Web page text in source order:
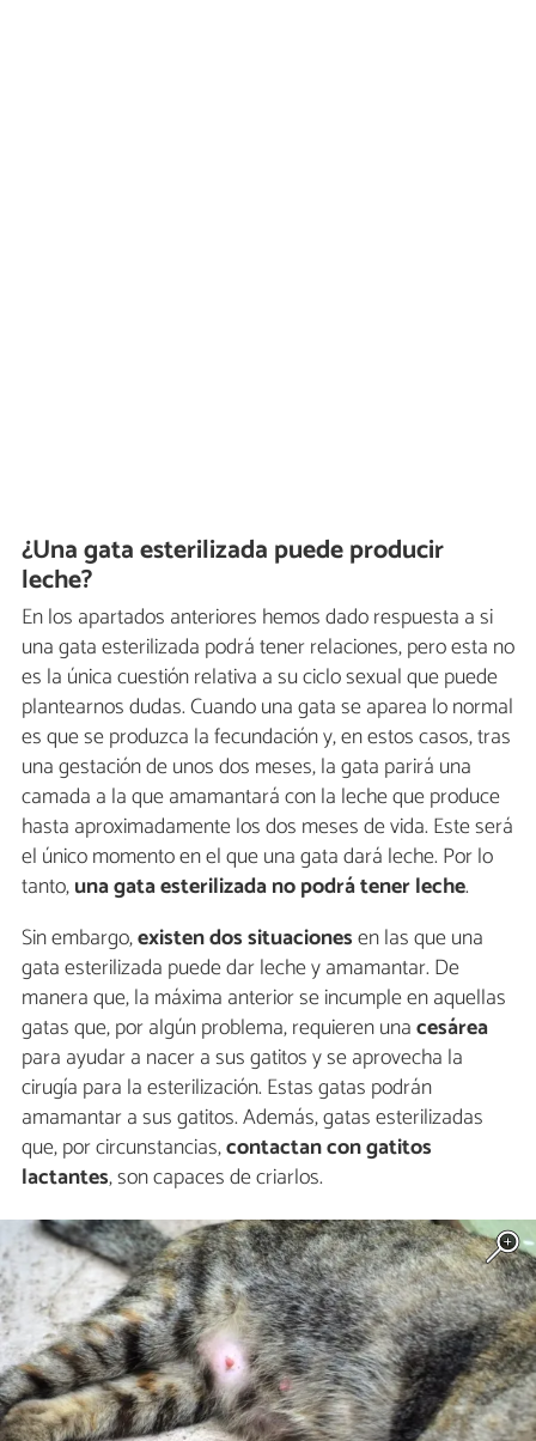
¿Una gata esterilizada puede producir
leche?
En los apartados anteriores hemos dado respuesta a si
una gata esterilizada podrá tener relaciones, pero esta no
es la única cuestión relativa a su ciclo sexual que puede
plantearnos dudas. Cuando una gata se aparea lo normal
es que se produzca la fecundación y, en estos casos, tras
una gestación de unos dos meses, la gata parirá una
camada a la que amamantará con la leche que produce
hasta aproximadamente los dos meses de vida. Este será
el único momento en el que una gata dará leche. Por lo
tanto,una gata esterilizada no podrá tener leche.
Sin embargo,existen dos situacionesen las que una
gata esterilizada puede dar leche y amamantar. De
manera que, la máxima anterior se incumple en aquellas
gatas que, por algún problema, requieren unacesárea
para ayudar a nacer a sus gatitos y se aprovecha la
cirugía para la esterilización. Estas gatas podrán
amamantar a sus gatitos. Además, gatas esterilizadas
que, por circunstancias,contactan con gatitos
lactantes, son capaces de criarlos.